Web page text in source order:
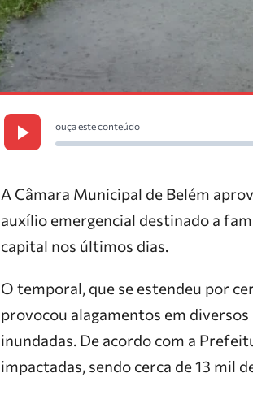
ouça este conteúdo
A Câmara Municipal de Belém
auxílio emergencial destinado a
capital nos últimos dias.
O temporal, que se estendeu por
provocou alagamentos em
inundadas. De acordo com a
impactadas, sendo cerca de 13 mil